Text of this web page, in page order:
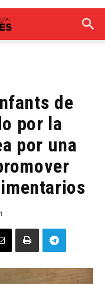
de
por la
por una